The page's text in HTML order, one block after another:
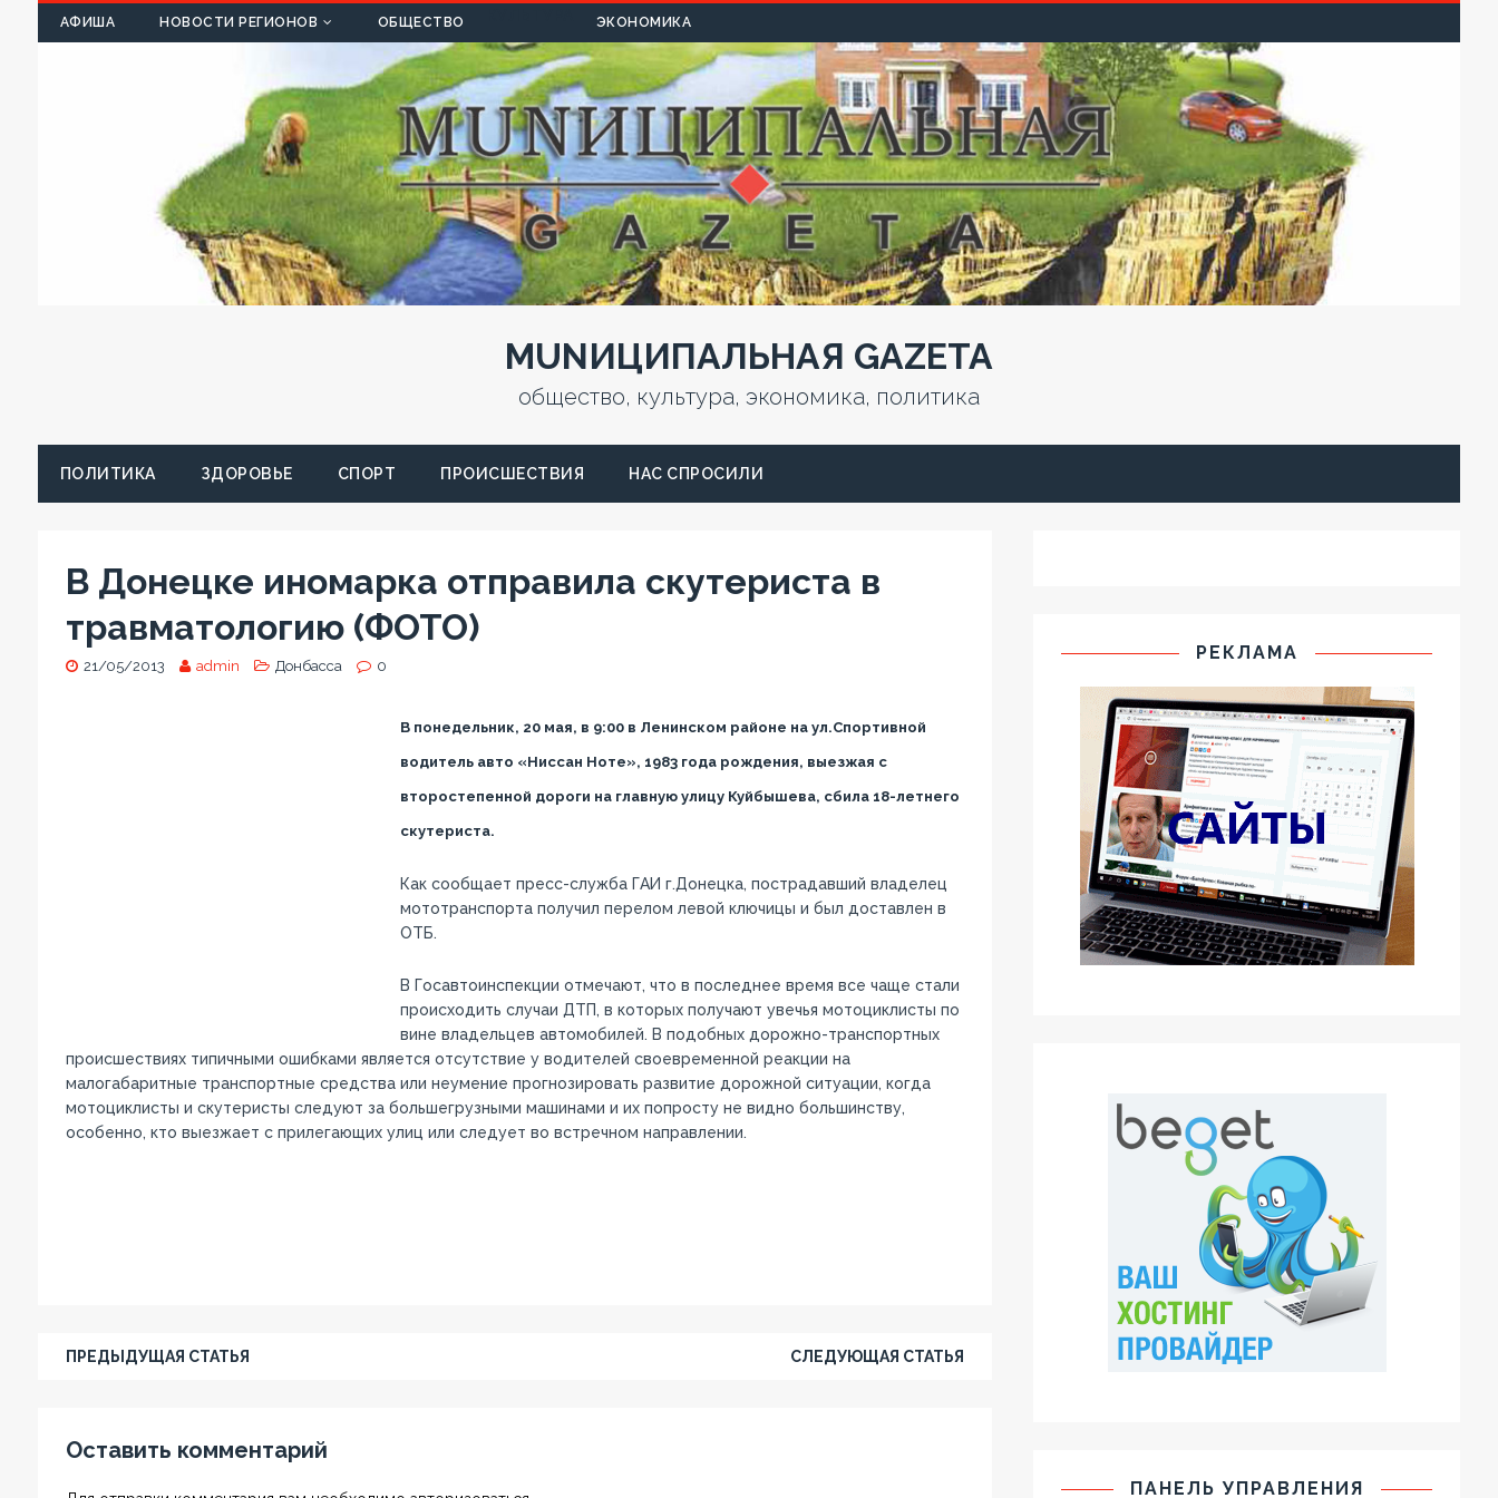
АФИША НОВОСТИ РЕГИОНОВ ОБЩЕСТВО ЭКОНОМИКА
MUNИЦИПАЛЬНАЯ GAZЕТА
общество, культура, экономика, политика
ПОЛИТИКА ЗДОРОВЬЕ СПОРТ ПРОИСШЕСТВИЯ НАС СПРОСИЛИ
В Донецке иномарка отправила скутериста в
травматологию (ФОТО)
21/05/2013 admin Донбасса 0
В понедельник, 20 мая, в 9:00 в Ленинском районе на ул.Спортивной
водитель авто «Ниссан Ноте», 1983 года рождения, выезжая с
второстепенной дороги на главную улицу Куйбышева, сбила 18-летнего
скутериста.
Как сообщает пресс-служба ГАИ г.Донецка, пострадавший владелец
мототранспорта получил перелом левой ключицы и был доставлен в
ОТБ.
В Госавтоинспекции отмечают, что в последнее время все чаще стали
происходить случаи ДТП, в которых получают увечья мотоциклисты по
вине владельцев автомобилей. В подобных дорожно-транспортных
происшествиях типичными ошибками является отсутствие у водителей своевременной реакции на
малогабаритные транспортные средства или неумение прогнозировать развитие дорожной ситуации, когда
мотоциклисты и скутеристы следуют за большегрузными машинами и их попросту не видно большинству,
особенно, кто выезжает с прилегающих улиц или следует во встречном направлении.
ПРЕДЫДУЩАЯ СТАТЬЯ СЛЕДУЮЩАЯ СТАТЬЯ
Оставить комментарий
РЕКЛАМА
ПАНЕЛЬ УПРАВЛЕНИЯ